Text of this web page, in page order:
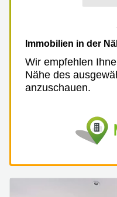
Immobilien in der
Wir empfehlen
Nähe des
anzuschauen.